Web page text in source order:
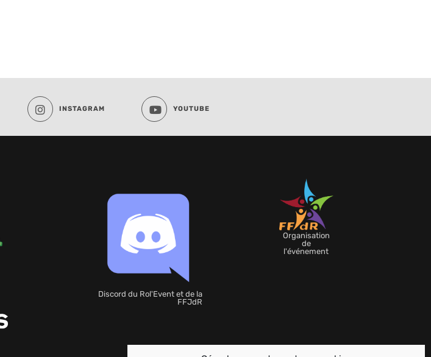
INSTAGRAM YOUTUBE
Discord du Rol'Event et de la
FFJdR
Organisation
de
l'événement